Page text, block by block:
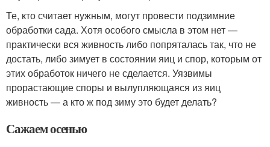
Те, кто считает нужным, могут провести подзимние
обработки сада. Хотя особого смысла в этом нет —
практически вся живность либо попряталась так, что не
достать, либо зимует в состоянии яиц и спор, которым от
этих обработок ничего не сделается. Уязвимы
прорастающие споры и вылупляющаяся из яиц
живность — а кто ж под зиму это будет делать?
Сажаем осенью